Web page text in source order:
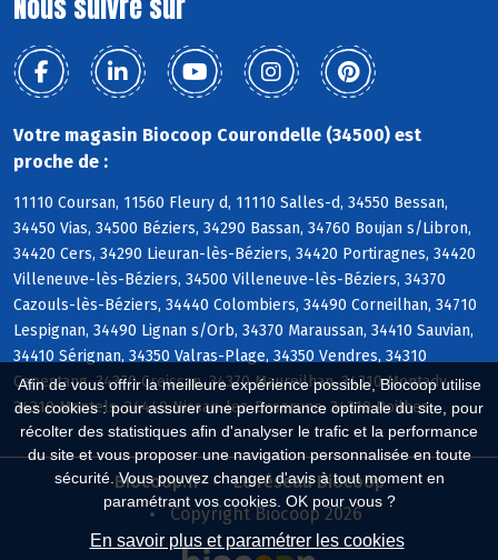
Afin de vous offrir la meilleure expérience possible, Biocoop utilise
des cookies : pour assurer une performance optimale du site, pour
récolter des statistiques afin d'analyser le trafic et la performance
du site et vous proposer une navigation personnalisée en toute
sécurité. Vous pouvez changer d'avis à tout moment en
paramétrant vos cookies. OK pour vous ?
En savoir plus et paramétrer les cookies
Nous suivre sur
Votre magasin Biocoop Courondelle (34500) est
proche de :
11110 Coursan, 11560 Fleury d, 11110 Salles-d, 34550 Bessan,
34450 Vias, 34500 Béziers, 34290 Bassan, 34760 Boujan s/Libron,
34420 Cers, 34290 Lieuran-lès-Béziers, 34420 Portiragnes, 34420
Villeneuve-lès-Béziers, 34500 Villeneuve-lès-Béziers, 34370
Cazouls-lès-Béziers, 34440 Colombiers, 34490 Corneilhan, 34710
Lespignan, 34490 Lignan s/Orb, 34370 Maraussan, 34410 Sauvian,
34410 Sérignan, 34350 Valras-Plage, 34350 Vendres, 34310
Capestang, 34370 Creissan, 34370 Maureilhan, 34310 Montady,
34310 Montels, 34440 Nissan-lez-Enserune, 34310 Poilhes
Biocoop.fr
Le réseau Biocoop
Copyright Biocoop 2026